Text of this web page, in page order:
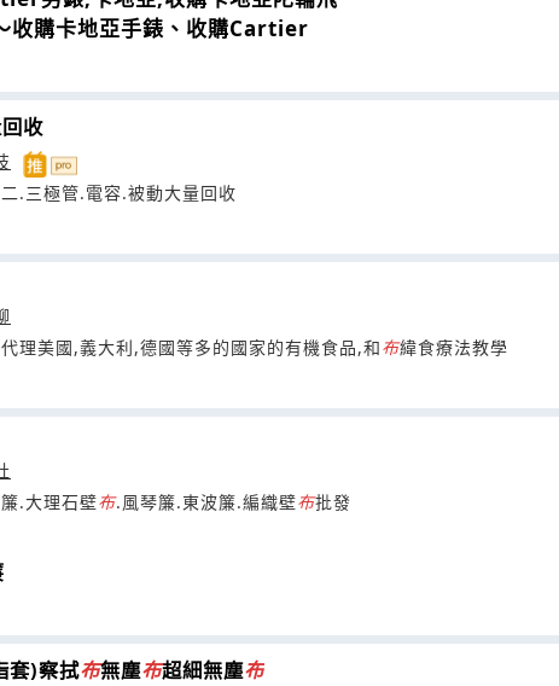
購卡地亞手錶、收購Cartier
收
.三極管.電容.被動大量回收
理美國,義大利,德國等多的國家的有機食品,和布緯食療法教學
.大理石壁布.風琴簾.東波簾.編織壁布批發
套)察拭布無塵布超細無塵布